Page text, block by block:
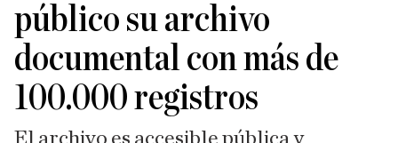
público su archivo
documental con más de
100.000 registros
El archivo es accesible pública y